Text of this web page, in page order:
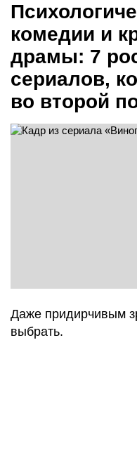
комедии и
драмы: 7
сериалов,
во второй
Даже придирчивым
выбрать.